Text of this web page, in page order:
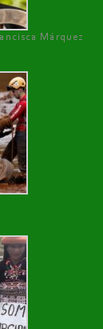
Márquez